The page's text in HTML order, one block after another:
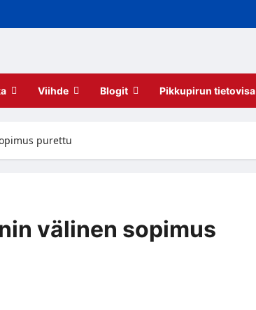
Viihde Blogit Pikkupirun tietovisa
purettu
välinen sopimus